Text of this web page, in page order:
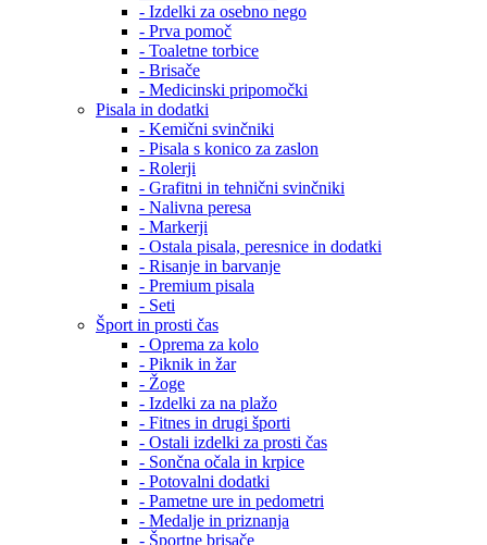
- Izdelki za osebno nego
- Prva pomoč
- Toaletne torbice
- Brisače
- Medicinski pripomočki
Pisala in dodatki
- Kemični svinčniki
- Pisala s konico za zaslon
- Rolerji
- Grafitni in tehnični svinčniki
- Nalivna peresa
- Markerji
- Ostala pisala, peresnice in dodatki
- Risanje in barvanje
- Premium pisala
- Seti
Šport in prosti čas
- Oprema za kolo
- Piknik in žar
- Žoge
- Izdelki za na plažo
- Fitnes in drugi športi
- Ostali izdelki za prosti čas
- Sončna očala in krpice
- Potovalni dodatki
- Pametne ure in pedometri
- Medalje in priznanja
- Športne brisače